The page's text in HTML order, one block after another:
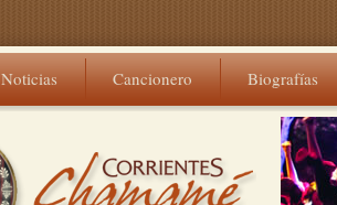
Noticias Cancionero Biografías